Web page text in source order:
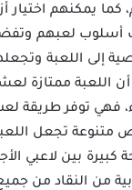
يمكنهم اختيار
أسلوب لعبهم
إلى اللعبة
أن اللعبة ممتازة
فهي توفر طريقة
تجعل
بين لاعبي
من النقاد من جميع